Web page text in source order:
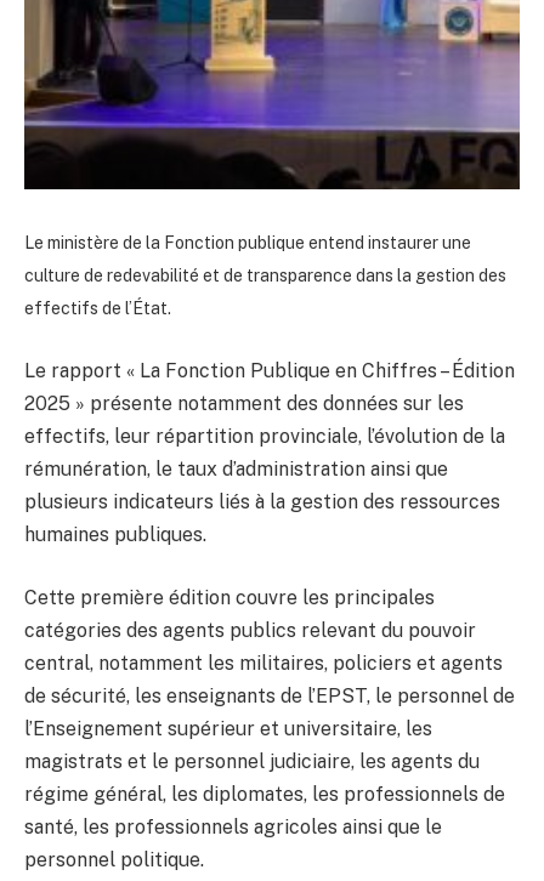
Le ministère de la Fonction publique entend instaurer une
culture de redevabilité et de transparence dans la gestion des
effectifs de l’État.
Le rapport « La Fonction Publique en Chiffres – Édition
2025 » présente notamment des données sur les
effectifs, leur répartition provinciale, l’évolution de la
rémunération, le taux d’administration ainsi que
plusieurs indicateurs liés à la gestion des ressources
humaines publiques.
Cette première édition couvre les principales
catégories des agents publics relevant du pouvoir
central, notamment les militaires, policiers et agents
de sécurité, les enseignants de l’EPST, le personnel de
l’Enseignement supérieur et universitaire, les
magistrats et le personnel judiciaire, les agents du
régime général, les diplomates, les professionnels de
santé, les professionnels agricoles ainsi que le
personnel politique.